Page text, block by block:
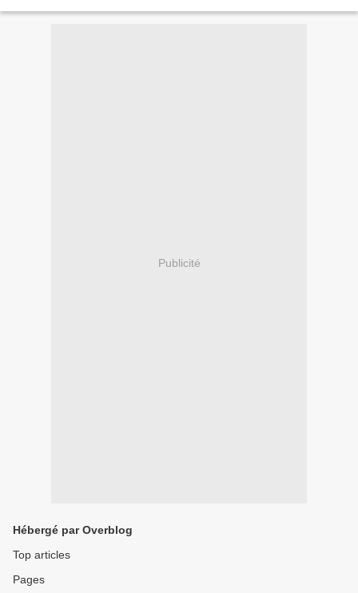
Publicité
Hébergé par Overblog
Top articles
Pages